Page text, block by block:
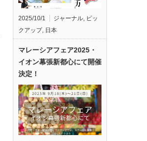
2025/10/1 ジャーナル, ピッ
クアップ, 日本
マレーシアフェア2025・
イオン幕張新都心にて開催
決定！